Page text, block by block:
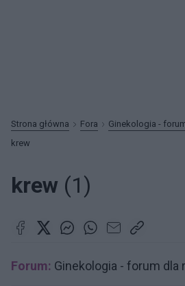
Strona główna Fora
Ginekologia -
krew
krew (1)
Forum: Ginekologia - forum dla